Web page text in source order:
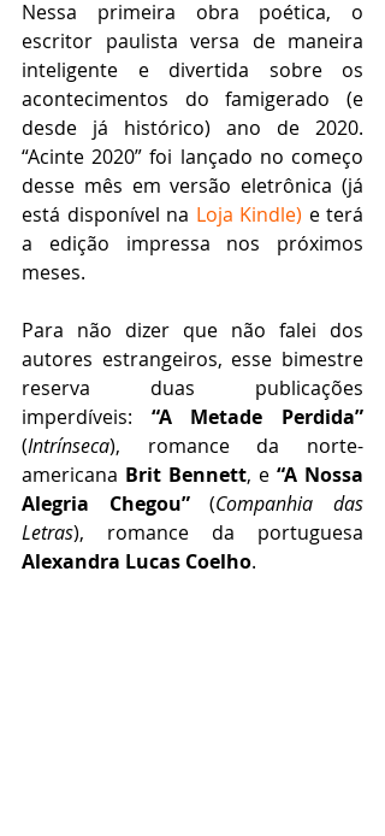
Nessa primeira obra poética, o
escritor paulista versa de maneira
inteligente e divertida sobre os
acontecimentos do famigerado (e
desde já histórico) ano de 2020.
“Acinte 2020” foi lançado no começo
desse mês em versão eletrônica (já
está disponível na Loja Kindle) e terá
a edição impressa nos próximos
meses.
Para não dizer que não falei dos
autores estrangeiros, esse bimestre
reserva duas publicações
imperdíveis: “A Metade Perdida”
(Intrínseca), romance da norte-
americana Brit Bennett, e “A Nossa
Alegria Chegou” (Companhia das
Letras
Alexandra Lucas Coelho.